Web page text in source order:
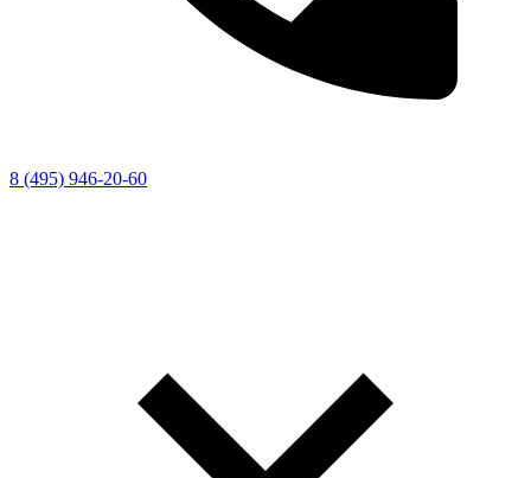
8 (495) 946-20-60